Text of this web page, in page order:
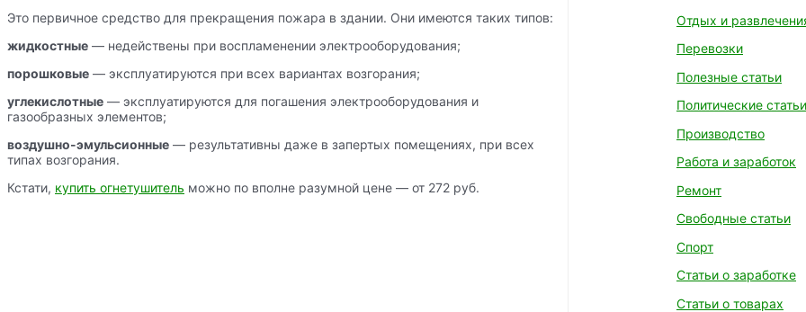
Это первичное средство для прекращения пожара в здании. Они имеются таких типов:
жидкостные — недействены при воспламенении электрооборудования;
порошковые — эксплуатируются при всех вариантах возгорания;
углекислотные — эксплуатируются для погашения электрооборудования и
газообразных элементов;
воздушно-эмульсионные — результативны даже в запертых помещениях, при всех
типах возгорания.
Кстати, купить огнетушитель можно по вполне разумной цене — от 272 руб.
Отдых и
Перевозки
Полезные статьи
Политические статьи
Производство
Работа и заработок
Ремонт
Свободные статьи
Спорт
Статьи о заработке
Статьи о товарах